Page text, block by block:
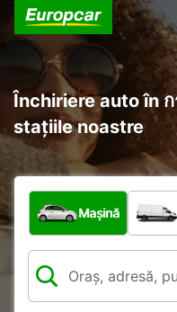
Închiriere auto în
stațiile noastre
Ce tip de vehicul?
Mașină